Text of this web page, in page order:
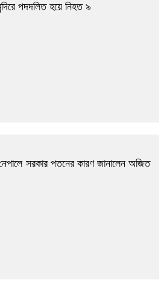
পদদলিত হয়ে নিহত ৯
সরকার পতনের কারণ জানালেন অজিত